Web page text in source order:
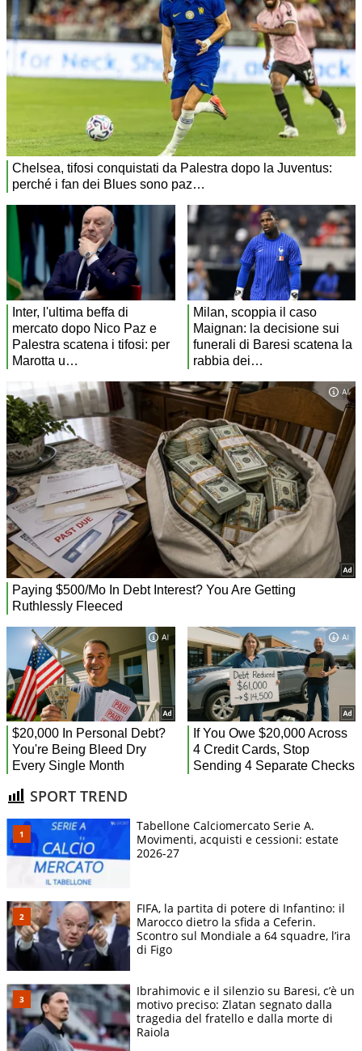
SPORT TREND
Tabellone Calciomercato Serie A.
Movimenti, acquisti e cessioni: estate
2026-27
FIFA, la partita di potere di Infantino: il
Marocco dietro la sfida a Ceferin.
Scontro sul Mondiale a 64 squadre, l’ira
di Figo
Ibrahimovic e il silenzio su Baresi, c’è un
motivo preciso: Zlatan segnato dalla
tragedia del fratello e dalla morte di
Raiola